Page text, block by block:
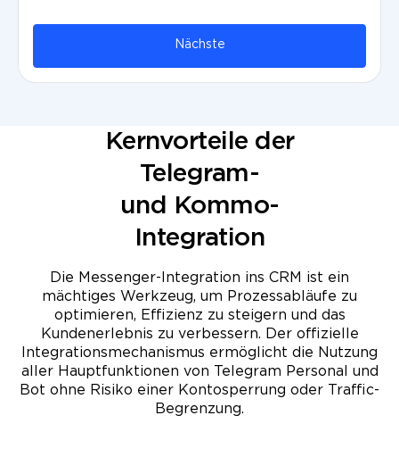
Nächste
Kernvorteile der
Telegram-
und Kommo-
Integration
Die Messenger-Integration ins CRM ist ein
mächtiges Werkzeug, um Prozess­abläufe zu
optimieren, Effizienz zu steigern und das
Kundenerlebnis zu verbessern. Der offizielle
Integrations­mechanismus ermöglicht die Nutzung
aller Haupt­funktionen von Telegram Personal und
Bot ohne Risiko einer Kontosperrung oder Traffic-
Begrenzung.